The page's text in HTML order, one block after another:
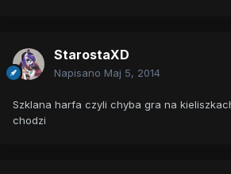
StarostaXD
Napisano Maj 5, 2014
Szklana harfa czyli chyba gra na
chodzi